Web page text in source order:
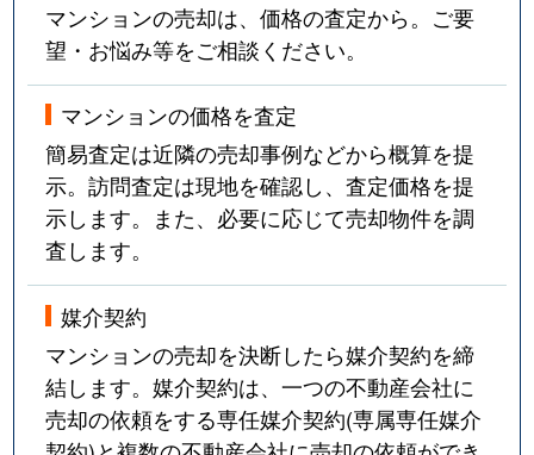
マンションの売却は、価格の査定から。ご要
望・お悩み等をご相談ください。
マンションの価格を査定
簡易査定は近隣の売却事例などから概算を提
示。訪問査定は現地を確認し、査定価格を提
示します。また、必要に応じて売却物件を調
査します。
媒介契約
マンションの売却を決断したら媒介契約を締
結します。媒介契約は、一つの不動産会社に
売却の依頼をする専任媒介契約(専属専任媒介